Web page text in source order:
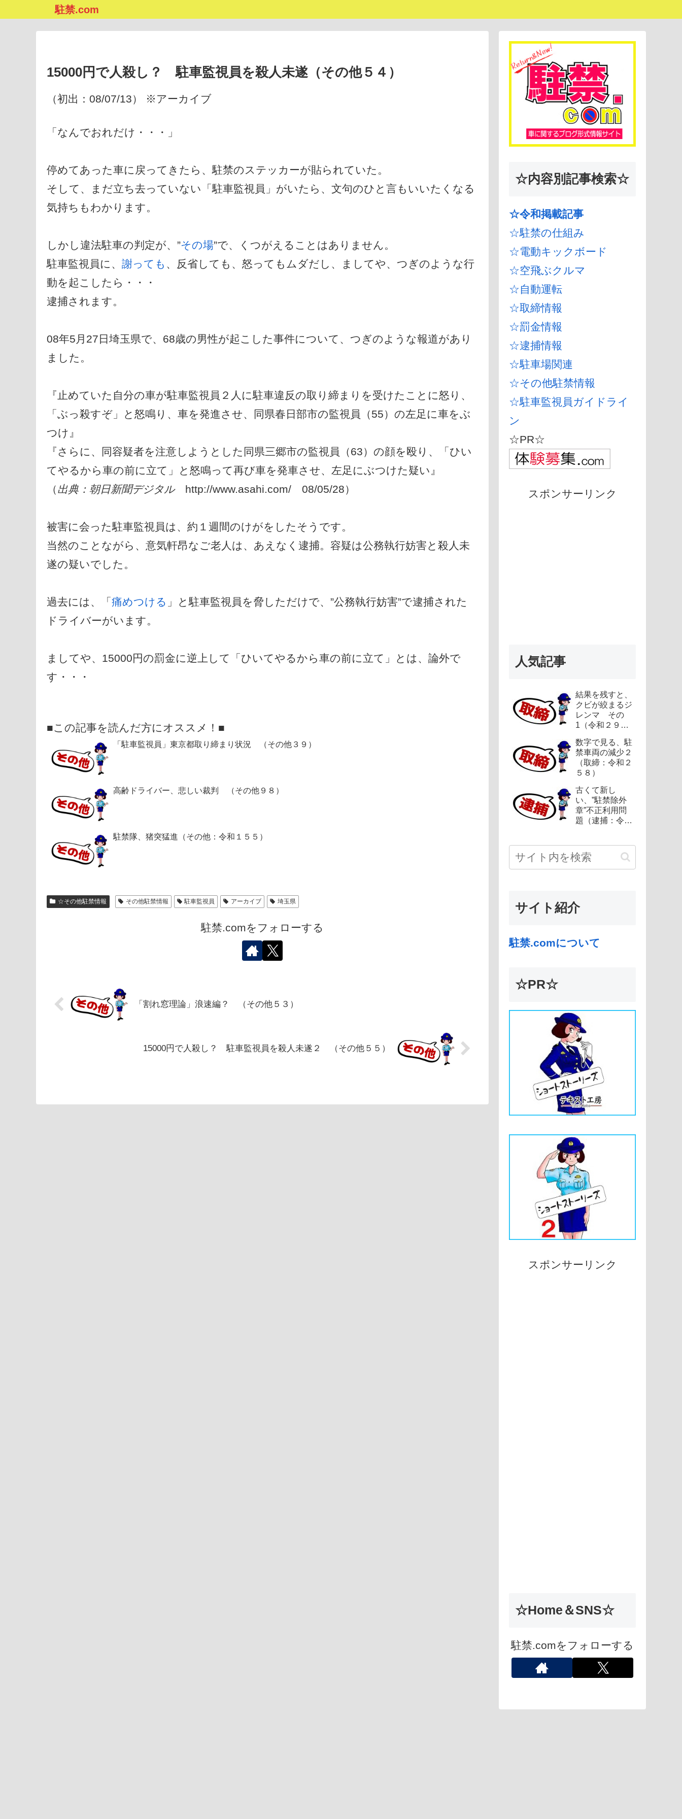
駐禁.com
15000円で人殺し？ 駐車監視員を殺人未遂（その他５４）
（初出：08/07/13） ※アーカイブ
「なんでおれだけ・・・」
停めてあった車に戻ってきたら、駐禁のステッカーが貼られていた。
そして、まだ立ち去っていない「駐車監視員」がいたら、文句のひと言もいいたくなる
気持ちもわかります。
しかし違法駐車の判定が、”その場”で、くつがえることはありません。
駐車監視員に、 謝っても 、反省しても、怒ってもムダだし、ましてや、つぎのような行
動を起こしたら・・・
逮捕されます。
08年5月27日埼玉県で、68歳の男性が起こした事件について、つぎのような報道があり
ました。
『止めていた自分の車が駐車監視員２人に駐車違反の取り締まりを受けたことに怒り、
「ぶっ殺すぞ」と怒鳴り、車を発進させ、同県春日部市の監視員（55）の左足に車をぶ
つけ』
『さらに、同容疑者を注意しようとした同県三郷市の監視員（63）の顔を殴り、「ひい
てやるから車の前に立て」と怒鳴って再び車を発車させ、左足にぶつけた疑い』
（出典：朝日新聞デジタル http://www.asahi.com/ 08/05/28）
被害に会った駐車監視員は、約１週間のけがをしたそうです。
当然のことながら、意気軒昂なご老人は、あえなく逮捕。容疑は公務執行妨害と殺人未
遂の疑いでした。
過去には、「 痛めつける 」と駐車監視員を脅しただけで、”公務執行妨害”で逮捕された
ドライバーがいます。
ましてや、15000円の罰金に逆上して「ひいてやるから車の前に立て」とは、論外で
す・・・
■この記事を読んだ方にオススメ！■
「駐車監視員」東京都取り締まり状況 （その他３９）
高齢ドライバー、悲しい裁判 （その他９８）
駐禁隊、猪突猛進（その他：令和１５５）
☆その他駐禁情報 その他駐禁情報 駐車監視員 アーカイブ 埼玉県
駐禁.comをフォローする
「割れ窓理論」浪速編？ （その他５３）
15000円で人殺し？ 駐車監視員を殺人未遂２ （その他５５）
☆内容別記事検索☆
☆令和掲載記事
☆駐禁の仕組み
☆電動キックボード
☆空飛ぶクルマ
☆自動運転
☆取締情報
☆罰金情報
☆逮捕情報
☆駐車場関連
☆その他駐禁情報
☆駐車監視員ガイドライ
ン
☆PR☆
スポンサーリンク
人気記事
結果を残すと、
クビが絞まるジ
レンマ その
1（令和２９
数字で見る、駐
禁車両の減少２
（取締：令和２
５８）
古くて新し
い、”駐禁除外
章”不正利用問
題（逮捕：令和
サイト紹介
駐禁.comについて
☆PR☆
スポンサーリンク
☆Home＆SNS☆
駐禁.comをフォローする